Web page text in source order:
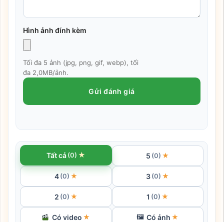
Hình ảnh đính kèm
Tối đa 5 ảnh (jpg, png, gif, webp), tối
đa 2,0MB/ảnh.
Gửi đánh giá
Tất cả (0) ★ 5 (0) ★
4 (0) ★ 3 (0) ★
2 (0) ★ 1 (0) ★
Có video ★ 🖼 Có ảnh ★